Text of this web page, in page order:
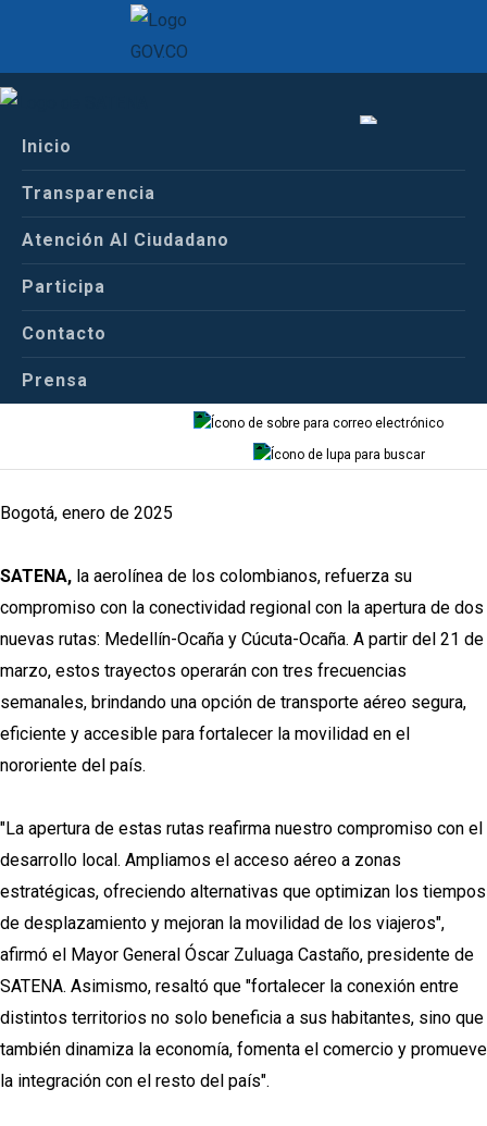
Inicio
Transparencia
Atención Al Ciudadano
Participa
Contacto
Prensa
Inicio
Centro de Prensa
Boletin
Bogotá, enero de 2025
SATENA, la aerolínea de los colombianos, refuerza su
compromiso con la conectividad regional con la apertura de dos
nuevas rutas: Medellín-Ocaña y Cúcuta-Ocaña. A partir del 21 de
marzo, estos trayectos operarán con tres frecuencias
semanales, brindando una opción de transporte aéreo segura,
eficiente y accesible para fortalecer la movilidad en el
nororiente del país.
"La apertura de estas rutas reafirma nuestro compromiso con el
desarrollo local. Ampliamos el acceso aéreo a zonas
estratégicas, ofreciendo alternativas que optimizan los tiempos
de desplazamiento y mejoran la movilidad de los viajeros",
afirmó el Mayor General Óscar Zuluaga Castaño, presidente de
SATENA. Asimismo, resaltó que "fortalecer la conexión entre
distintos territorios no solo beneficia a sus habitantes, sino que
también dinamiza la economía, fomenta el comercio y promueve
la integración con el resto del país".